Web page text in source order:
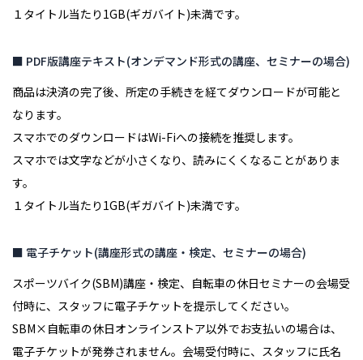
１タイトル当たり1GB(ギガバイト)未満です。
■ PDF版講座テキスト(オンデマンド形式の講座、セミナーの場合)
商品は決済の完了後、所定の手続きを経てダウンロードが可能と
なります。
スマホでのダウンロードはWi-Fiへの接続を推奨します。
スマホでは文字などが小さくなり、読みにくくなることがありま
す。
１タイトル当たり1GB(ギガバイト)未満です。
■ 電子チケット(講座形式の講座・検定、セミナーの場合)
スポーツバイク(SBM)講座・検定、自転車の休日セミナーの会場受
付時に、スタッフに電子チケットを提示してください。
SBM×自転車の休日オンラインストア以外でお支払いの場合は、
電子チケットが発券されません。会場受付時に、スタッフに氏名